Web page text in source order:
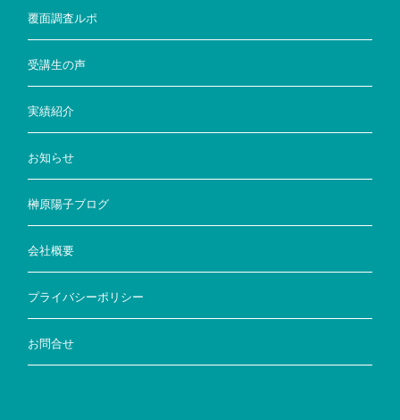
覆面調査ルポ
受講生の声
実績紹介
お知らせ
榊原陽子ブログ
会社概要
プライバシーポリシー
お問合せ